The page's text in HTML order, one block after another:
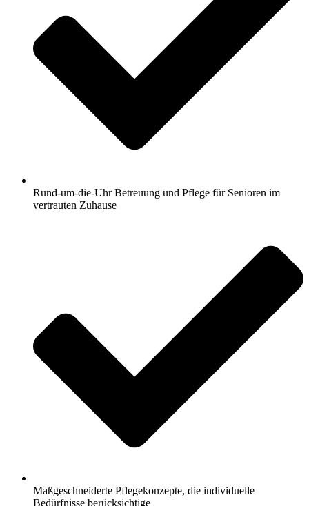
Rund-um-die-Uhr Betreuung und Pflege für Senioren im
vertrauten Zuhause
Maßgeschneiderte Pflegekonzepte, die individuelle
Bedürfnisse berücksichtige